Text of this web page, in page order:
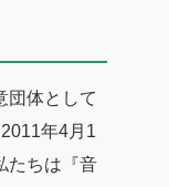
団体として
年4月1
たちは『音